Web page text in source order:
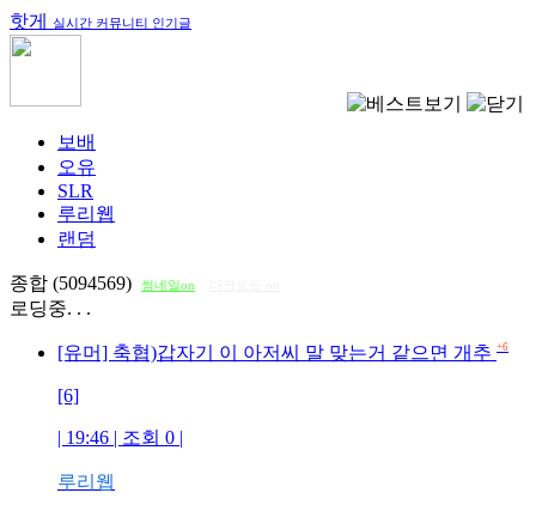
핫게 실시간 커뮤니티 인기글
보배
오유
SLR
루리웹
랜덤
종합 (5094569) 썸네일on
로딩중. . .
[유머] 축협)갑자기 이 아저씨 말 맞는거 같으면 개추 +6
[6]
| 19:46 | 조회 0 |
루리웹